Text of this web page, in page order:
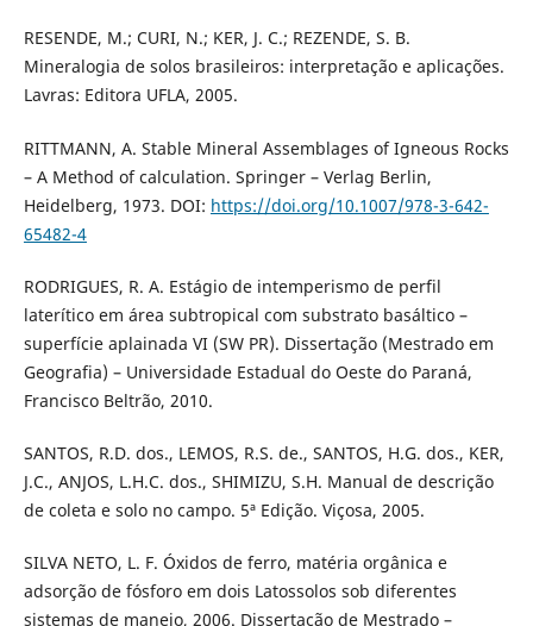
RESENDE, M.; CURI, N.; KER, J. C.; REZENDE, S. B.
Mineralogia de solos brasileiros: interpretação e aplicações.
Lavras: Editora UFLA, 2005.
RITTMANN, A. Stable Mineral Assemblages of Igneous Rocks
– A Method of calculation. Springer – Verlag Berlin,
Heidelberg, 1973. DOI: https://doi.org/10.1007/978-3-642-
65482-4
RODRIGUES, R. A. Estágio de intemperismo de perfil
laterítico em área subtropical com substrato basáltico –
superfície aplainada VI (SW PR). Dissertação (Mestrado em
Geografia) – Universidade Estadual do Oeste do Paraná,
Francisco Beltrão, 2010.
SANTOS, R.D. dos., LEMOS, R.S. de., SANTOS, H.G. dos., KER,
J.C., ANJOS, L.H.C. dos., SHIMIZU, S.H. Manual de descrição
de coleta e solo no campo. 5ª Edição. Viçosa, 2005.
SILVA NETO, L. F. Óxidos de ferro, matéria orgânica e
adsorção de fósforo em dois Latossolos sob diferentes
sistemas de manejo, 2006. Dissertação de Mestrado –